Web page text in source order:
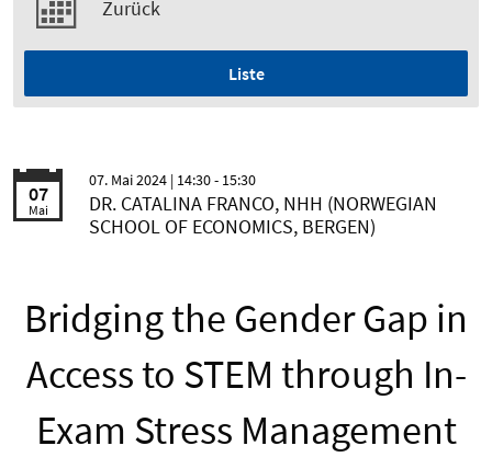
Zurück
Liste
07
Mai
07. Mai 2024 | 14:30 - 15:30
DR. CATALINA FRANCO, NHH (NORWEGIAN
SCHOOL OF ECONOMICS, BERGEN)
Bridging the Gender Gap in
Access to STEM through In-
Exam Stress Management